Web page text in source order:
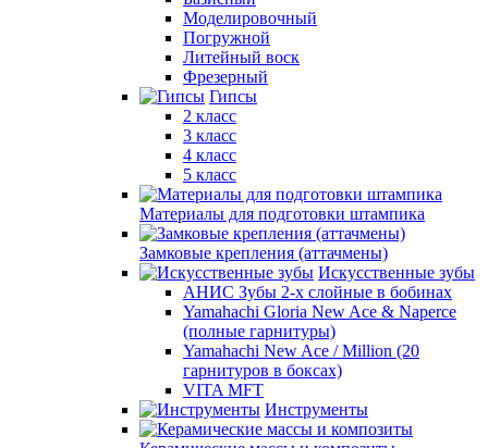
Моделировочный
Погружной
Литейный воск
Фрезерный
Гипсы
2 класс
3 класс
4 класс
5 класс
Материалы для подготовки штампика
Замковые крепления (аттачмены)
Искусственные зубы
АНИС Зубы 2-х слойные в бобинах
Yamahachi Gloria New Ace & Naperce
(полные гарнитуры)
Yamahachi New Ace / Million (20
гарнитуров в боксах)
VITA MFT
Инструменты